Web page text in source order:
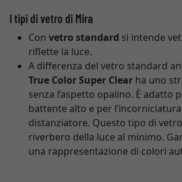
I tipi di vetro di Mira
Con vetro standard si intende
riflette la luce.
A differenza del vetro standard
True Color Super Clear ha uno
senza l’aspetto opalino. È adatto
battente alto e per
distanziatore. Questo tipo di
riverbero della luce al minimo.
una rappresentazione di colori